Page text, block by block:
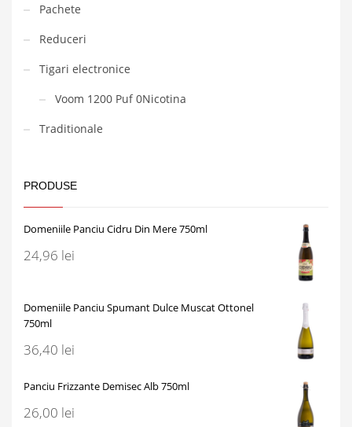
Pachete
Reduceri
Tigari electronice
Voom 1200 Puf 0Nicotina
Traditionale
PRODUSE
Domeniile Panciu Cidru Din Mere 750ml
24,96 lei
Domeniile Panciu Spumant Dulce Muscat Ottonel
750ml
36,40 lei
Panciu Frizzante Demisec Alb 750ml
26,00 lei